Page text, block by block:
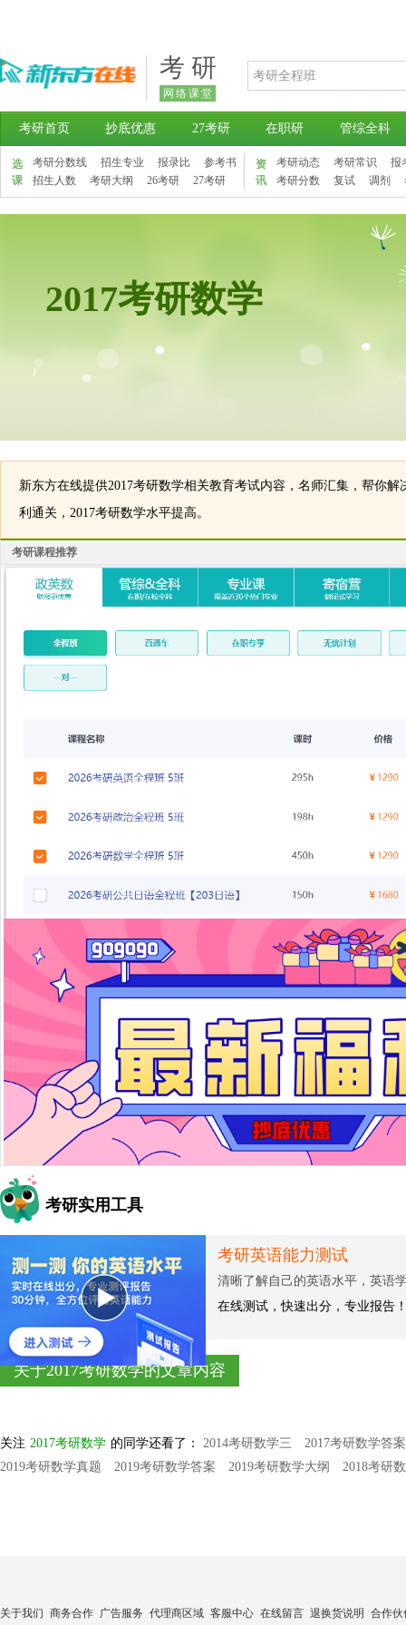
考 研
网络课堂
考研首页 抄底优惠 27考研 在职研 管综全科
选
课
考研分数线 招生专业 报录比
参考书
招生人数
考研大纲 26考研 27考研
资
讯
考研动态 考研常识
报
考研分数
复试 调剂
2017考研数学
新东方在线提供2017考研数学相关教育考试内容，名师汇集，帮你解
利通关，2017考研数学水平提高。
考研课程推荐
考研实用工具
考研英语能力测试
清晰了解自己的英语水平，英语
在线测试，快速出分，专业报告
关于2017考研数学的文章内容
关注 2017考研数学 的同学还看了： 2014考研数学三
2017考研数学答案
2019考研数学真题
2019考研数学答案 2019考研数学大纲 2018考研
关于我们 商务合作 广告服务 代理商区域 客服中心 在线留言 退换货说明 合作伙